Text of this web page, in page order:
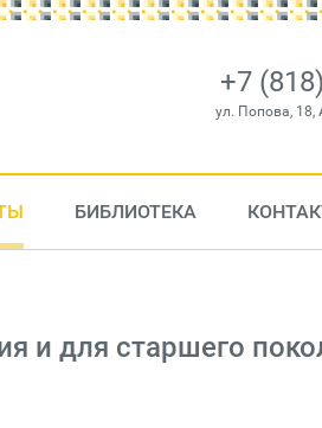
+7
ул. Попова, 18,
БИБЛИОТЕКА
и для старшего